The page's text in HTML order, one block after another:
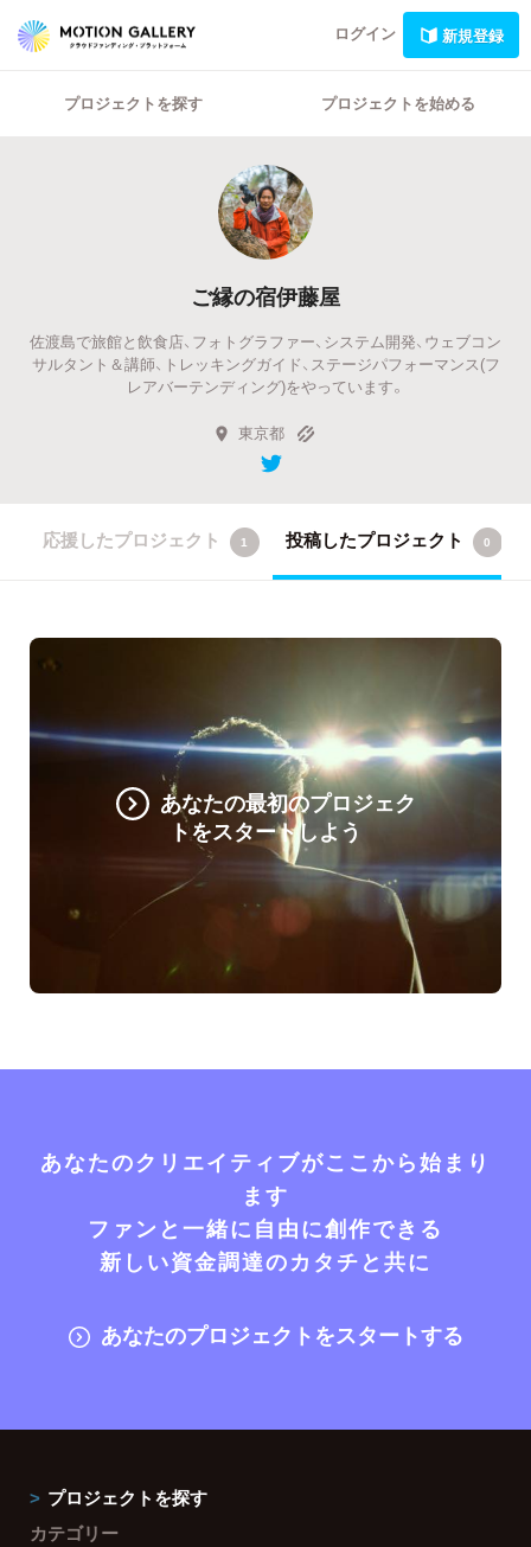
ログイン 新規登録
プロジェクトを探す プロジェクトを始める
ご縁の宿伊藤屋
佐渡島で旅館と飲食店、フォトグラファー、システム開発、ウェブコン
サルタント＆講師、トレッキングガイド、ステージパフォーマンス(フ
レアバーテンディング)をやっています。
東京都
応援したプロジェクト 1 投稿したプロジェクト 0
あなたの最初のプロジェク
トをスタートしよう
あなたのクリエイティブがここから始まり
ます
ファンと一緒に自由に創作できる
新しい資金調達のカタチと共に
あなたのプロジェクトをスタートする
プロジェクトを探す
カテゴリー